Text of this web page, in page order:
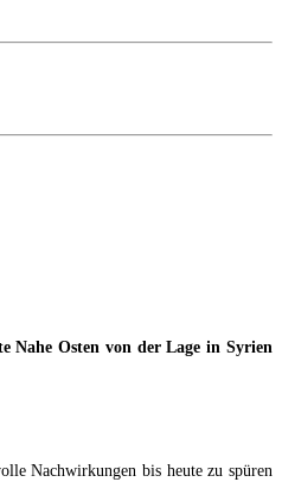
Nahe Osten von der Lage in Syrien
Nachwirkungen bis heute zu spüren